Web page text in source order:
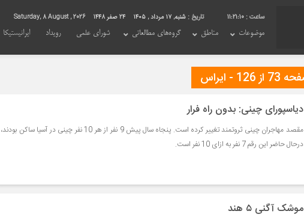
11:21:11 تاریخ : شنبه, ۱۷ مرداد , ۱۴۰۵ 24 صفر 1448
موضوعات
مناطق گروه‌های مطالعاتی شورای علمی رویداد ایرانیستیکا
دیاسپورای چینی: بدون راه فرار
مقصد مهاجران چینی ثروتمند تغییر کرده است. پنجاه سال پیش 9 نفر از هر 10 نفر چینی در آسیا ساکن بودند،
درحال حاضر این رقم 7 نفر به ازای 10 نفر است.
موشک آگنی ۵ هند